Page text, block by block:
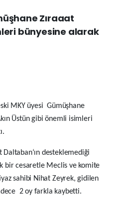
Zıraaat
bünyesine alarak
MKY üyesi Gümüşhane
Üstün gibi önemli isimleri
Daltaban‘ın desteklemediği
bir cesaretle Meclis ve komite
sahibi Nihat Zeyrek, gidilen
2 oy farkla kaybetti.